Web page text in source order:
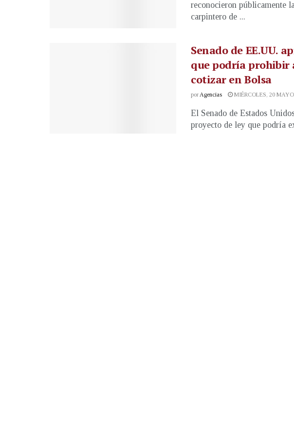
reconocieron públicamente
carpintero de ...
Senado de EE.UU.
que podría prohibir
cotizar en Bolsa
porAgencias MIÉRCOLES, 20 MAYO
El Senado de Estados
proyecto de ley que podría